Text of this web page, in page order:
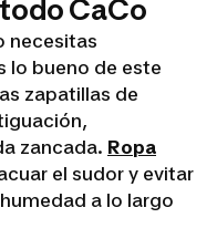
CaCo
necesitas
lo bueno de este
zapatillas de
zancada. Ropa
el sudor y evitar
a lo largo